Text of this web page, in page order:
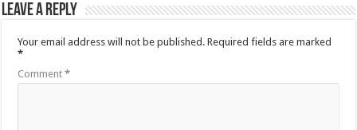
Leave a Reply
Your email address will not be published. Required fields are marked
*
Comment*